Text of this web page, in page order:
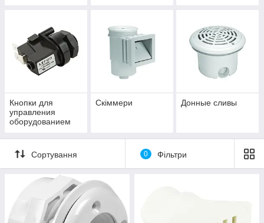
Кнопки для
управления
оборудованием
Скіммери Донные сливы
Сортування 0 Фільтри